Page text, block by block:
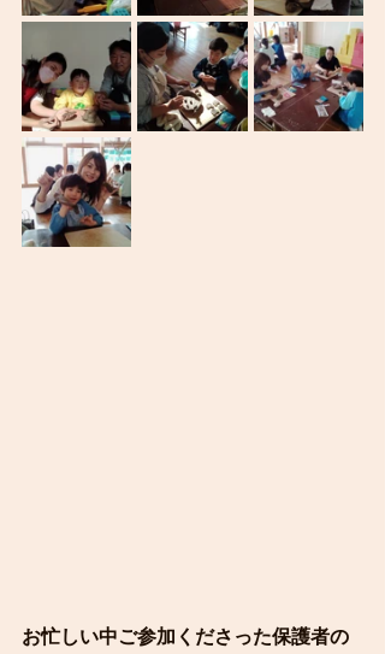
お忙しい中ご参加くださった保護者の